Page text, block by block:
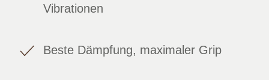
Vibrationen
Beste Dämpfung, maximaler Grip